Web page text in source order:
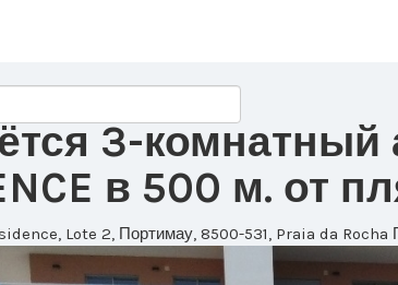
3-комнатный
в 500 м. от
Lote 2, Портимау, 8500-531, Praia da Rocha